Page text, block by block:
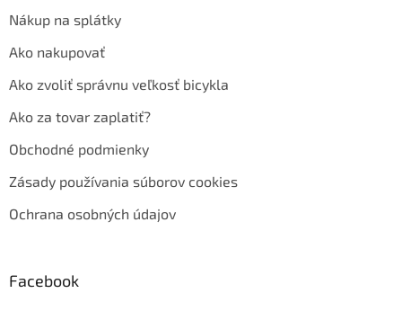
Nákup na splátky
Ako nakupovať
Ako zvoliť správnu veľkosť bicykla
Ako za tovar zaplatiť?
Obchodné podmienky
Zásady používania súborov cookies
Ochrana osobných údajov
Facebook